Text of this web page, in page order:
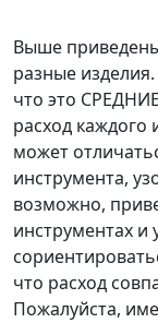
Выше
разные
что это
расход каждого
может
инструмента,
возможно,
инструментах
что расход
Пожалуйста,